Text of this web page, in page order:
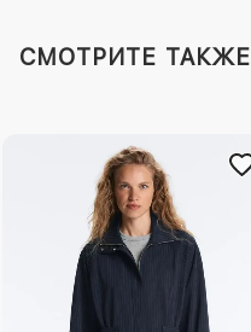
СМОТРИТЕ ТАКЖЕ